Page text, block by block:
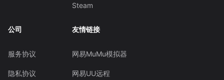
Steam
公司
服务协议
隐私协议
友情链接
网易MuMu模拟器
网易UU远程